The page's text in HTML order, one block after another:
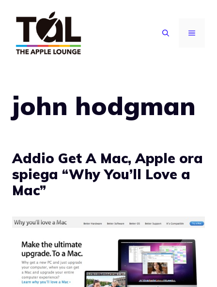
contenuto
MENU
john hodgman
Addio Get A Mac, Apple ora
spiega “Why You’ll Love a
Mac”